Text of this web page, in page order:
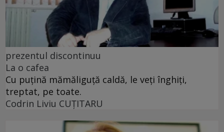
prezentul discontinuu
La o cafea
Cu puţină mămăliguţă caldă, le veţi înghiţi,
treptat, pe toate.
Codrin Liviu CUŢITARU